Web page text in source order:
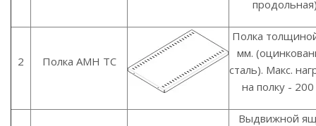
2 Полка AMH TC
Полка
мм.
сталь). Макс.
на полку - 200
Выдвижной